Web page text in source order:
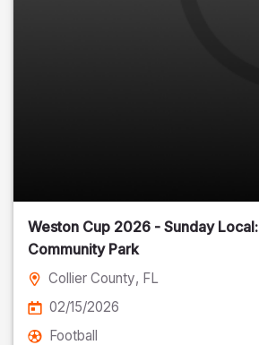
Weston Cup 2026 - Sunday Local: Golden Gate
Community Park
Collier County, FL
02/15/2026
Football